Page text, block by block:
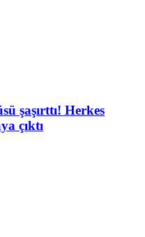
şaşırttı! Herkes
çıktı